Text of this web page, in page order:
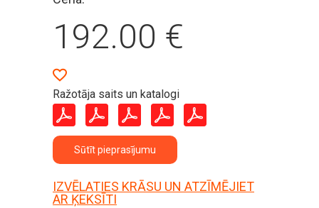
192.00 €
Ražotāja saits un katalogi
Sūtīt pieprasījumu
IZVĒLATIES KRĀSU UN ATZĪMĒJIET
AR ĶEKSĪTI